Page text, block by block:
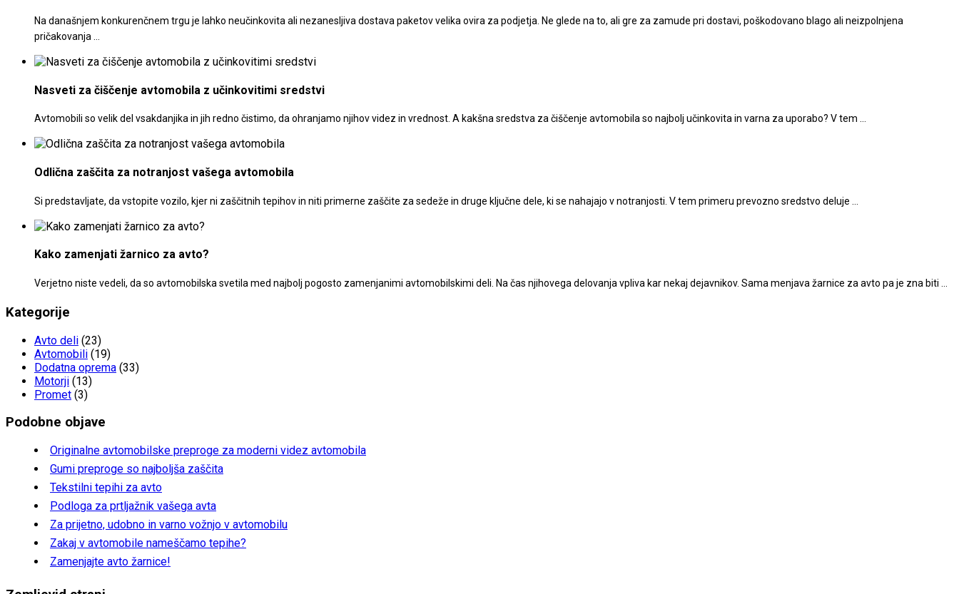
Na današnjem konkurenčnem trgu je lahko neučinkovita ali nezanesljiva dostava paketov velika ovira za podjetja. Ne glede na to, ali gre za zamude pri dostavi, poškodovano blago ali neizpolnjena
pričakovanja …
Nasveti za čiščenje avtomobila z učinkovitimi sredstvi
Avtomobili so velik del vsakdanjika in jih redno čistimo, da ohranjamo njihov videz in vrednost. A kakšna sredstva za čiščenje avtomobila so najbolj učinkovita in varna za uporabo? V tem …
Odlična zaščita za notranjost vašega avtomobila
Si predstavljate, da vstopite vozilo, kjer ni zaščitnih tepihov in niti primerne zaščite za sedeže in druge ključne dele, ki se nahajajo v notranjosti. V tem primeru prevozno sredstvo deluje …
Kako zamenjati žarnico za avto?
Verjetno niste vedeli, da so avtomobilska svetila med najbolj pogosto zamenjanimi avtomobilskimi deli. Na čas njihovega delovanja vpliva kar nekaj dejavnikov. Sama menjava žarnice za avto pa je zna biti …
Kategorije
Avto deli (23)
Avtomobili (19)
Dodatna oprema (33)
Motorji (13)
Promet (3)
Podobne objave
Originalne avtomobilske preproge za moderni videz avtomobila
Gumi preproge so najboljša zaščita
Tekstilni tepihi za avto
Podloga za prtljažnik vašega avta
Za prijetno, udobno in varno vožnjo v avtomobilu
Zakaj v avtomobile nameščamo tepihe?
Zamenjajte avto žarnice!